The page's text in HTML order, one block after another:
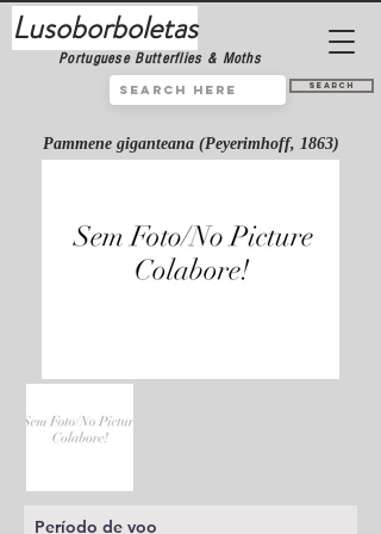
Lusoborboletas
Portuguese Butterflies & Moths
Search
Pammene giganteana (Peyerimhoff, 1863)
Período de voo